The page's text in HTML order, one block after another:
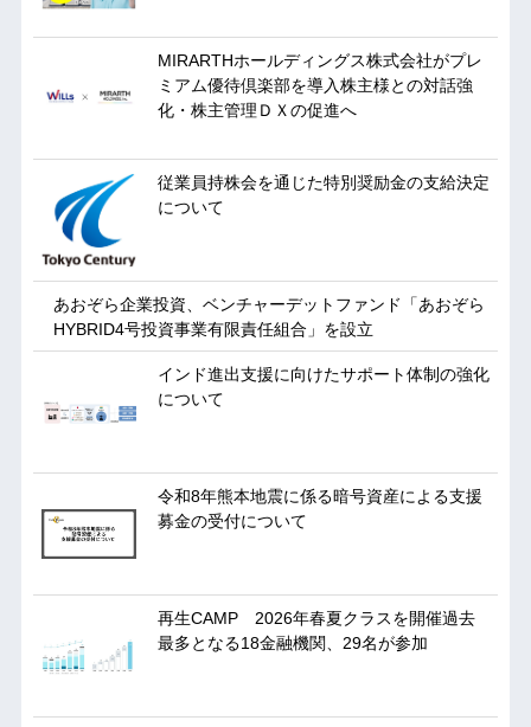
MIRARTHホールディングス株式会社がプレ
ミアム優待倶楽部を導入株主様との対話強
化・株主管理ＤＸの促進へ
従業員持株会を通じた特別奨励金の支給決定
について
あおぞら企業投資、ベンチャーデットファンド「あおぞら
HYBRID4号投資事業有限責任組合」を設立
インド進出支援に向けたサポート体制の強化
について
令和8年熊本地震に係る暗号資産による支援
募金の受付について
再生CAMP 2026年春夏クラスを開催過去
最多となる18金融機関、29名が参加